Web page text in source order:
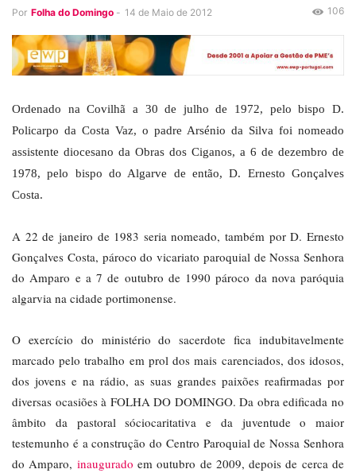
Por Folha do Domingo - 14 de Maio de 2012 106
Ordenado na Covilhã a 30 de julho de 1972, pelo bispo D.
Policarpo da Costa Vaz, o padre Arsénio da Silva foi nomeado
assistente diocesano da Obras dos Ciganos, a 6 de dezembro de
1978, pelo bispo do Algarve de então, D. Ernesto Gonçalves
Costa.
A 22 de janeiro de 1983 seria nomeado, também por D. Ernesto
Gonçalves Costa, pároco do vicariato paroquial de Nossa Senhora
do Amparo e a 7 de outubro de 1990 pároco da nova paróquia
algarvia na cidade portimonense.
O exercício do ministério do sacerdote fica indubitavelmente
marcado pelo trabalho em prol dos mais carenciados, dos idosos,
dos jovens e na rádio, as suas grandes paixões reafirmadas por
diversas ocasiões à FOLHA DO DOMINGO. Da obra edificada no
âmbito da pastoral sóciocaritativa e da juventude o maior
testemunho é a construção do Centro Paroquial de Nossa Senhora
do Amparo, inaugurado em outubro de 2009, depois de cerca de